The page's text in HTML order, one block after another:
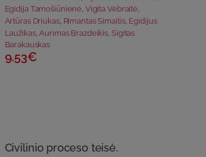
Egidija Tamošiūnienė, Vigita Vėbraitė,
Artūras Driukas, Rimantas Simaitis, Egidijus
Laužikas, Aurimas Brazdeikis ,Sigitas
Barakauskas
9.53€
Civilinio proceso teisė.